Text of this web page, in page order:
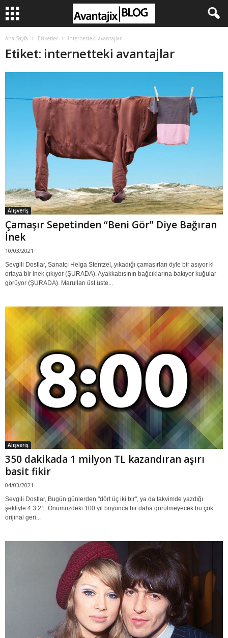
Ana Sayfa Etiketler Internetteki avantajlar
Etiket: internetteki avantajlar
Alışveriş
Çamaşır Sepetinden “Beni Gör” Diye Bağıran
İnek
10/03/2021
Sevgili Dostlar, Sanatçı Helga Stentzel, yıkadığı çamaşırları öyle bir asıyor ki
ortaya bir inek çıkıyor (ŞURADA). Ayakkabısının bağcıklarına bakıyor kuğular
görüyor (ŞURADA). Marulları üst üste...
Alışveriş
350 dakikada 1 milyon TL kazandıran aşırı
basit fikir
04/03/2021
Sevgili Dostlar, Bugün günlerden "dört üç iki bir", ya da takvimde yazdığı
şekliyle 4.3.21. Önümüzdeki 100 yıl boyunca bir daha görülmeyecek bu çok
orijinal geri...